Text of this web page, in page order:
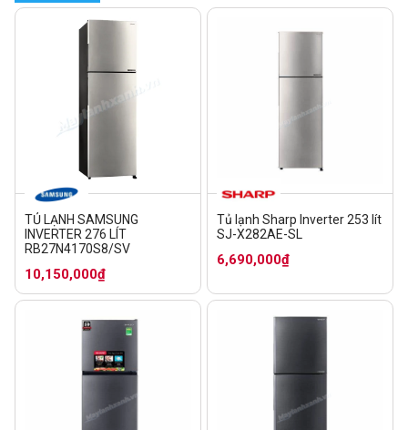
TỦ LẠNH SAMSUNG
INVERTER 276 LÍT
RB27N4170S8/SV
10,150,000₫
Tủ lạnh Sharp Inverter 253 lít
SJ-X282AE-SL
6,690,000₫